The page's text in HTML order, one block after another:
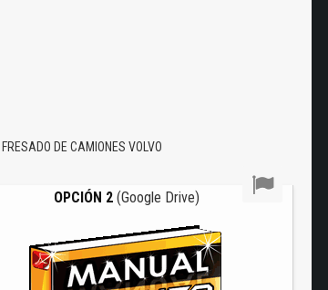
DE CAMIONES VOLVO
OPCIÓN 2 (Google Drive)